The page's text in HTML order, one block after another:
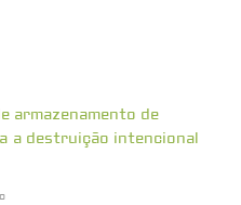
armazenamento de
a destruição intencional